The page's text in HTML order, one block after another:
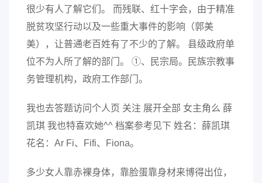
很少有人了解它们。 而残联、红十字会，由于精准
脱贫攻坚行动以及一些重大事件的影响（郭美
美），让普通老百姓有了不少的了解。 县级政府单
位不为人所了解的部门。 ①、民宗局。民族宗教事
务管理机构，政府工作部门。
我也去答题访问个人页 关注 展开全部 女主角么 薛
凯琪 我也特喜欢她^^ 档案参考见下 姓名：薛凯琪
花名：Ar Fi、Fifi、Fiona。
多少女人靠赤裸身体，靠脸蛋靠身材来博得出位，